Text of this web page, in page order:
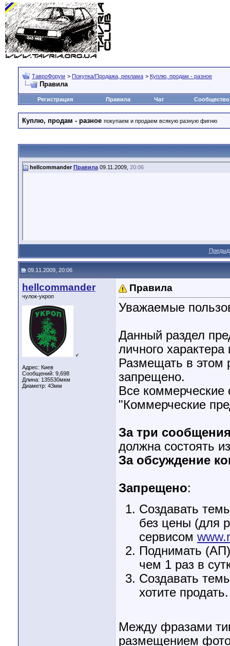
ТавроФорум > Покупка/Продажа, реклама > Куплю, продам - разное
Правила
Регистрация Правила Чат Сообщество
Куплю, продам - разное покупаем и продаем всякую разную фигню
hellcommander Правила 09.11.2009, 20:06
09.11.2009, 20:06
hellcommander
чулок-укроп
♂
Адрес: Киев
Сообщений: 9,698
Длина: 135530мкм
Диаметр: 43мм
Правила
Уважаемые
Данный раздел
личного
Размещать в этом
запрещено.
Все
"Коммерческие
За три
должна состоять
За обсуждение
Запрещено:
Создавать
без цены (для
сервисом
Поднимать
чем 1 раз в
Создавать
хотите продать.
Между фразами
размещением